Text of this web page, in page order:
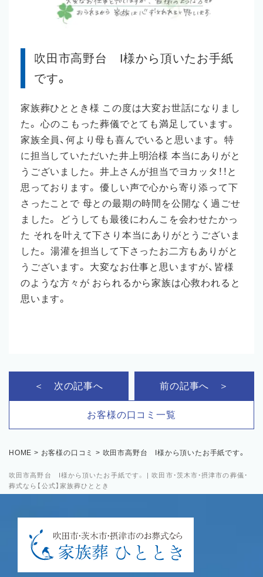
吹田市高野台 I様から頂いたお手紙です。 | 吹田市・茨木市・摂津市の葬儀・
葬式なら【公式】家族葬ひととき
吹田市高野台 I様から頂いたお手紙
です。
家族葬ひととき様 この度は大変お世話になりまし
た。 心のこもった葬儀でとても満足しています。
家族全員、何より母も喜んでいると思います。 特
に担当していただいた井上明治様 本当にありがと
うございました。 井上さんが担当でヨカッタ！！と
思っております。 優しい声で心から寄り添って下
さったことで 母との最期の時間を公開なく過ごせ
ました。 どうしても最後にわんこを会わせたかっ
た それを叶えて下さり本当にありがとうございま
した。 湯灌を担当して下さったお二方もありがと
うございます。 大変なお仕事と思いますが、皆様
のような方々が おられるから家族は心救われると
思います。
＜ 次の記事へ
お客様の口コミ一覧
前の記事へ ＞
HOME > お客様の口コミ > 吹田市高野台 I様から頂いたお手紙です。